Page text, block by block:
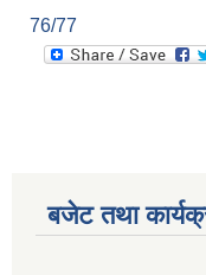
76/77
बजेट तथा